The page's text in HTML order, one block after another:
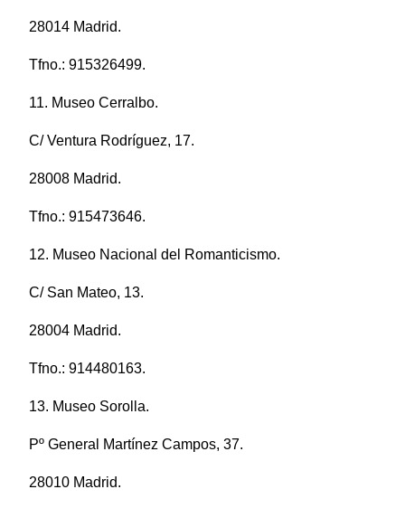
28014 Madrid.
Tfno.: 915326499.
11. Museo Cerralbo.
C/ Ventura Rodríguez, 17.
28008 Madrid.
Tfno.: 915473646.
12. Museo Nacional del Romanticismo.
C/ San Mateo, 13.
28004 Madrid.
Tfno.: 914480163.
13. Museo Sorolla.
Pº General Martínez Campos, 37.
28010 Madrid.